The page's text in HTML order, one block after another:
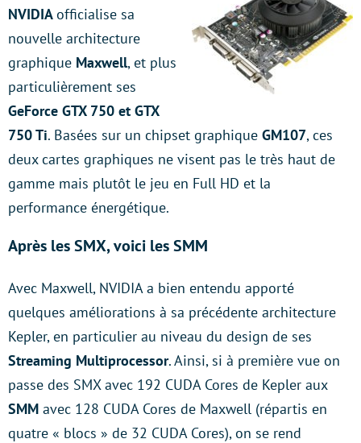
NVIDIAofficialise sa
nouvelle architecture
graphique Maxwell, et plus
particulièrement ses
GeForce GTX 750 et GTX
750 Ti. Basées sur un chipset graphique GM107, ces
deux cartes graphiques ne visent pas le très haut de
gamme mais plutôt le jeu en Full HD et la
performance énergétique.
Après les SMX, voici les SMM
Avec Maxwell, NVIDIA a bien entendu apporté
quelques améliorations à sa précédente architecture
Kepler, en particulier au niveau du design de ses
Streaming Multiprocessor. Ainsi, si à première vue on
passe des SMX avec 192 CUDA Cores de Kepler aux
SMM avec 128 CUDA Cores de Maxwell (répartis en
quatre « blocs » de 32 CUDA Cores), on se rend